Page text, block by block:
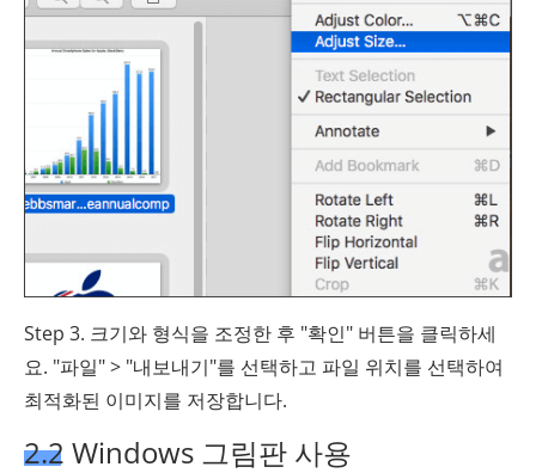
Step 3. 크기와 형식을 조정한 후 "확인" 버튼을 클릭하세
요. "파일" > "내보내기"를 선택하고 파일 위치를 선택하여
최적화된 이미지를 저장합니다.
2.2 Windows 그림판 사용